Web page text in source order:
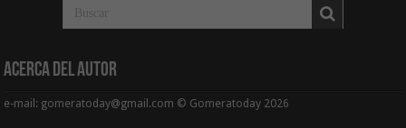
Acerca del Autor
e-mail: gomeratoday@gmail.com © Gomeratoday 2026